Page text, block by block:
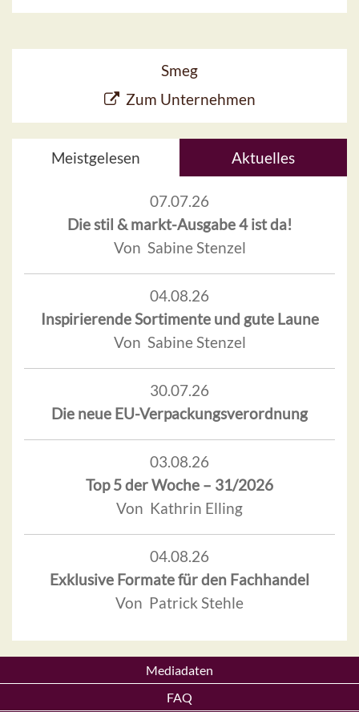
Smeg
Zum Unternehmen
Meistgelesen Aktuelles
07.07.26
Die stil & markt-Ausgabe 4 ist da!
Von Sabine Stenzel
04.08.26
Inspirierende Sortimente und gute Laune
Von Sabine Stenzel
30.07.26
Die neue EU-Verpackungsverordnung
03.08.26
Top 5 der Woche – 31/2026
Von Kathrin Elling
04.08.26
Exklusive Formate für den Fachhandel
Von Patrick Stehle
Mediadaten
FAQ